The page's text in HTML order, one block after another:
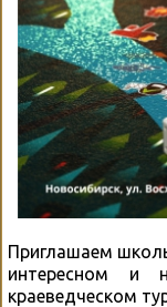
Приглашаем
интересном и
краеведческом